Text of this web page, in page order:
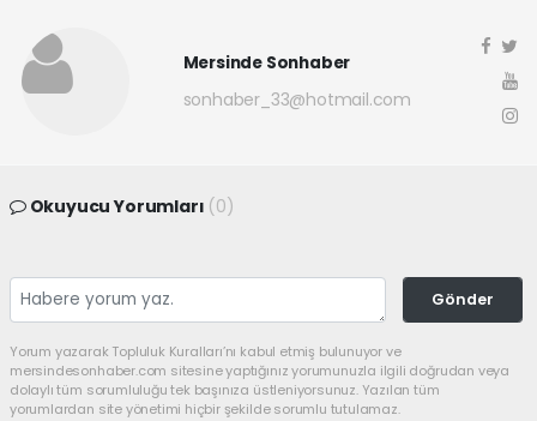
Mersinde Sonhaber
sonhaber_33@hotmail.com
Okuyucu Yorumları (0)
Gönder
Yorum yazarak Topluluk Kuralları’nı kabul etmiş bulunuyor ve
mersindesonhaber.com sitesine yaptığınız yorumunuzla ilgili doğrudan veya
dolaylı tüm sorumluluğu tek başınıza üstleniyorsunuz. Yazılan tüm
yorumlardan site yönetimi hiçbir şekilde sorumlu tutulamaz.